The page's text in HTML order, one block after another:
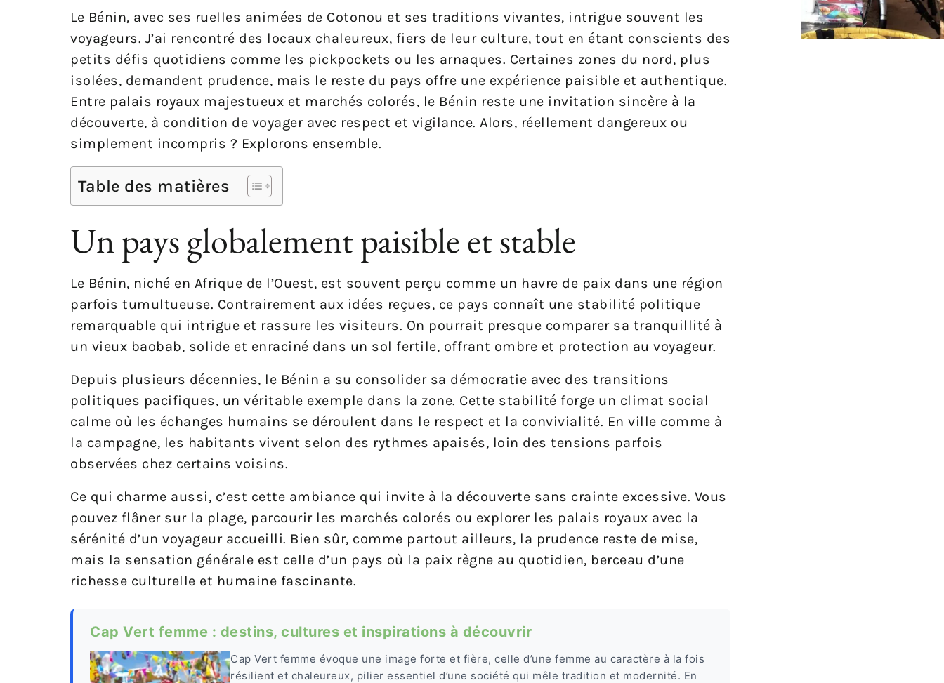
Le Bénin, avec ses ruelles animées de Cotonou et ses traditions vivantes, intrigue souvent les
voyageurs. J’ai rencontré des locaux chaleureux, fiers de leur culture, tout en étant conscients des
petits défis quotidiens comme les pickpockets ou les arnaques. Certaines zones du nord, plus
isolées, demandent prudence, mais le reste du pays offre une expérience paisible et authentique.
Entre palais royaux majestueux et marchés colorés, le Bénin reste une invitation sincère à la
découverte, à condition de voyager avec respect et vigilance. Alors, réellement dangereux ou
simplement incompris ? Explorons ensemble.
Table des matières
Un pays globalement paisible et stable
Le Bénin, niché en Afrique de l’Ouest, est souvent perçu comme un havre de paix dans une région
parfois tumultueuse. Contrairement aux idées reçues, ce pays connaît une stabilité politique
remarquable qui intrigue et rassure les visiteurs. On pourrait presque comparer sa tranquillité à
un vieux baobab, solide et enraciné dans un sol fertile, offrant ombre et protection au voyageur.
Depuis plusieurs décennies, le Bénin a su consolider sa démocratie avec des transitions
politiques pacifiques, un véritable exemple dans la zone. Cette stabilité forge un climat social
calme où les échanges humains se déroulent dans le respect et la convivialité. En ville comme à
la campagne, les habitants vivent selon des rythmes apaisés, loin des tensions parfois
observées chez certains voisins.
Ce qui charme aussi, c’est cette ambiance qui invite à la découverte sans crainte excessive. Vous
pouvez flâner sur la plage, parcourir les marchés colorés ou explorer les palais royaux avec la
sérénité d’un voyageur accueilli. Bien sûr, comme partout ailleurs, la prudence reste de mise,
mais la sensation générale est celle d’un pays où la paix règne au quotidien, berceau d’une
richesse culturelle et humaine fascinante.
Cap Vert femme : destins, cultures et inspirations à découvrir
Cap Vert femme évoque une image forte et fière, celle d’une femme au caractère à la fois
résilient et chaleureux, pilier essentiel d’une société qui mêle tradition et modernité. En